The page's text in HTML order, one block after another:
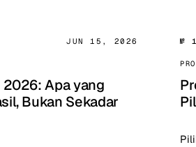
JUN 15, 2026
2026: Apa yang
Bukan Sekadar
№